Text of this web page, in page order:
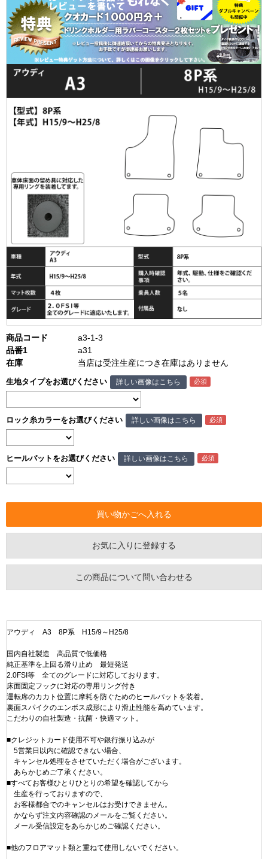
商品コード
a3-1-3
品番1
a31
在庫
当店は受注生産につき在庫はありません
生地タイプをお選びください 詳しい画像はこちら
ロック糸カラーをお選びください 詳しい画像はこちら
ヒールパットをお選びください 詳しい画像はこちら
お気に入りに登録する
この商品について問い合わせる
アウディ A3 8P系 H15/9～H25/8
国内自社製造 高品質で低価格
純正基準を上回る滑り止め 最短発送
2.0FSI等 全てのグレードに対応しております。
床面固定フックに対応の専用リング付き
運転席のカカト位置に摩耗を防ぐためのヒールパットを装着。
裏面スパイクのエンボス成形により滑止性能を高めています。
こだわりの自社製造・抗菌・快適マット。
■クレジットカード使用不可や銀行振り込みが
5営業日以内に確認できない場合、
キャンセル処理をさせていただく場合がございます。
あらかじめご了承ください。
■すべてお客様ひとりひとりの希望を確認してから
生産を行っておりますので、
お客様都合でのキャンセルはお受けできません。
かならず注文内容確認のメールをご覧ください。
メール受信設定をあらかじめご確認ください。
■他のフロアマット類と重ねて使用しないでください。